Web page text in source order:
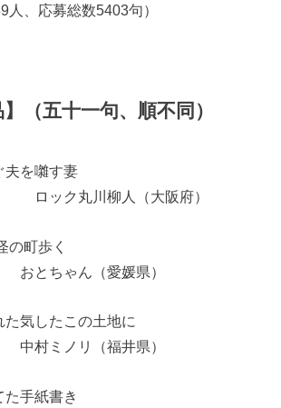
人、応募総数5403句）
】（五十一句、順不同）
夫を囃す妻
柳人（大阪府）
の町歩く
（愛媛県）
た気したこの土地に
（福井県）
手紙書き